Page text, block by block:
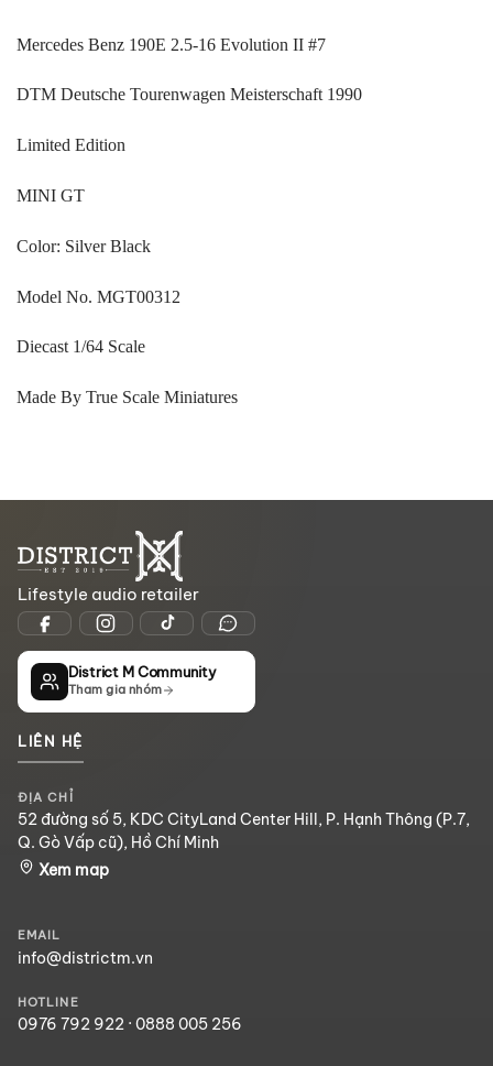
Mercedes Benz 190E 2.5-16 Evolution II #7
DTM Deutsche Tourenwagen Meisterschaft 1990
Limited Edition
MINI GT
Color: Silver Black
Model No. MGT00312
Diecast 1/64 Scale
Made By True Scale Miniatures
Lifestyle audio retailer
District M Community
Tham gia nhóm
LIÊN HỆ
ĐỊA CHỈ
52 đường số 5, KDC CityLand Center Hill, P. Hạnh Thông (P.7,
Q. Gò Vấp cũ), Hồ Chí Minh
Xem map
EMAIL
info@districtm.vn
HOTLINE
0976 792 922 · 0888 005 256